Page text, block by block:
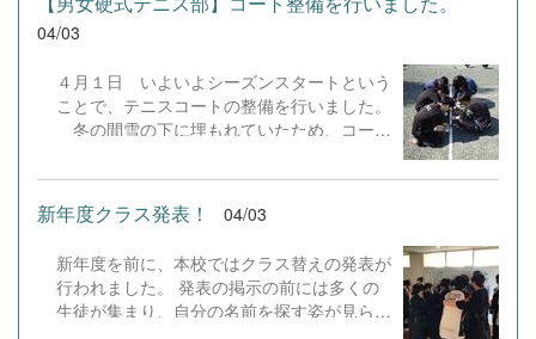
戦とダブルス、2日目はシングルスが行わ
が、ライバルとなる高校相手と接戦を繰り広
げるなど、選手たちの今後につながる素晴ら
しい経験を積むことができました。主催の北
海道学生卓球連盟の皆様、また衆議院選挙の
いただき、ありがとうございました。今後も
ブロック 0-3 札幌大谷高B 2-3 札幌龍谷
高B 0-3 ...
生活することができています。 アラスカ
では12月から1月の間だけ日中の時間がとて
うに暗く、日本との違いにとても驚きまし
た。人によっては日光を浴びる時間が少ない
ことで気分が落ち込んでしまうこともあるそ
したが、12月になる前からビタミンDを摂取
することをおすすめしたいです。 実は、
新しいホストファミリーに移動する前にパッ
キングをしていた際、持ってきた2個のキャ
リーケースに荷物が入りきらず、もう1個キ
ャリーケースを貸してもらうことになりまし
た。アラスカに来てから服や物をたくさん購
04/03
４月１日 いよいよシーズンスタートという
ことで、テニスコートの整備を行いました。
冬の間雪の下に埋もれていたため、コート
替え、ローラーをかけたり、楽しく? 作業
を行いました。コート整備を終え、久しぶり
にボールの感触を味わいました。 &nbsp;
新年度クラス発表！ 04/03
新年度を前に、本校ではクラス替えの発表が
行われました。 発表の掲示の前には多くの
生徒が集まり、自分の名前を探す姿が見られ